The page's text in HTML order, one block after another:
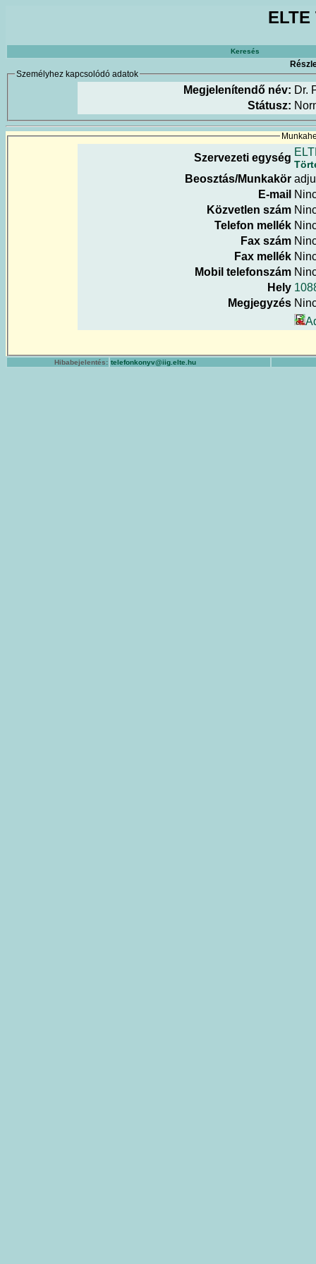
Keresés
Személyhez kapcsolódó adatok
Megjelenítendő név: Dr.
Státusz:
Szervezeti egység
Beosztás/Munkakör
E-mail
Közvetlen szám
Telefon mellék
Fax szám
Fax mellék
Mobil telefonszám
Hely
Megjegyzés
Hibabejelentés: telefonkonyv@iig.elte.hu